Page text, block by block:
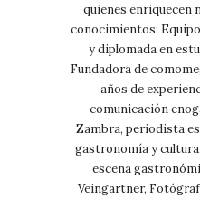
quienes enriquecen
conocimientos:
y diplomada en
Fundadora de
años de
comunicación
Zambra, periodista
gastronomía y
escena
Veingartner,